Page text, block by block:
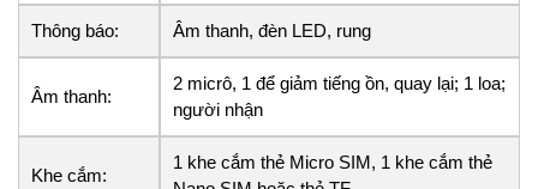
Thông báo: Âm thanh, đèn LED, rung
Âm thanh:
2 micrô, 1 để giảm tiếng ồn, quay lại; 1 loa;
người nhận
Khe cắm:
1 khe cắm thẻ Micro SIM, 1 khe cắm thẻ